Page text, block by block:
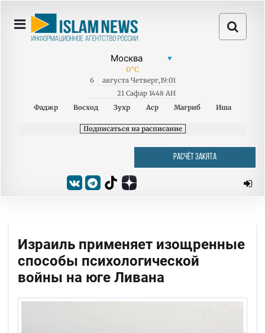
0°C
6 августа Четверг,19:01
21 Сафар 1448 AH
Фаджр
Восход Зухр Аср Магриб Иша
Подписаться на расписание
РАСЧЁТ ЗАКЯТА
Израиль применяет изощренные
способы психологической
войны на юге Ливана